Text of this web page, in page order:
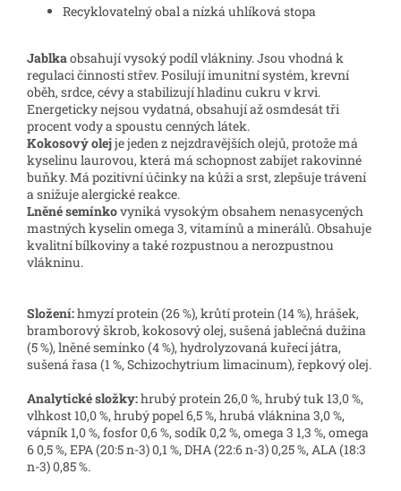
Recyklovatelný obal a nízká uhlíková stopa
Jablkaobsahují vysoký podíl vlákniny. Jsou vhodná k
regulaci činnosti střev. Posilují imunitní systém, krevní
oběh, srdce, cévy a stabilizují hladinu cukru v krvi.
Energeticky nejsou vydatná, obsahují až osmdesát tři
procent vody a spoustu cenných látek.
Kokosový olejje jeden z nejzdravějších olejů, protože má
kyselinu laurovou, která má schopnost zabíjet rakovinné
buňky. Má pozitivní účinky na kůži a srst, zlepšuje trávení
a snižuje alergické reakce.
Lněné semínkovyniká vysokým obsahem nenasycených
mastných kyselin omega 3, vitamínů a minerálů. Obsahuje
kvalitní bílkoviny a také rozpustnou a nerozpustnou
vlákninu.
Složení:hmyzí protein (26 %), krůtí protein (14 %), hrášek,
bramborový škrob, kokosový olej, sušená jablečná dužina
(5 %), lněné semínko (4 %), hydrolyzovaná kuřecí játra,
sušená řasa (1 %, Schizochytrium limacinum), řepkový olej.
Analytické složky:hrubý protein 26,0 %, hrubý tuk 13,0 %,
vlhkost 10,0 %, hrubý popel 6,5 %, hrubá vláknina 3,0 %,
vápník 1,0 %, fosfor 0,6 %, sodík 0,2 %, omega 3 1,3 %, omega
6 0,5 %, EPA (20:5 n-3) 0,1 %, DHA (22:6 n-3) 0,25 %, ALA (18:3
n-3) 0,85 %.